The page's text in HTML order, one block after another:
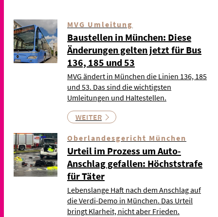
MVG Umleitung
Baustellen in München: Diese
Änderungen gelten jetzt für Bus
136, 185 und 53
MVG ändert in München die Linien 136, 185
und 53. Das sind die wichtigsten
Umleitungen und Haltestellen.
WEITER
Oberlandesgericht München
Urteil im Prozess um Auto-
Anschlag gefallen: Höchststrafe
für Täter
Lebenslange Haft nach dem Anschlag auf
die Verdi-Demo in München. Das Urteil
bringt Klarheit, nicht aber Frieden.